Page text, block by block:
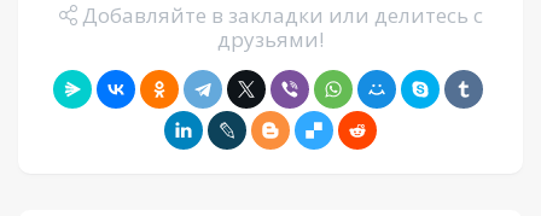
Добавляйте в закладки или делитесь с
друзьями!